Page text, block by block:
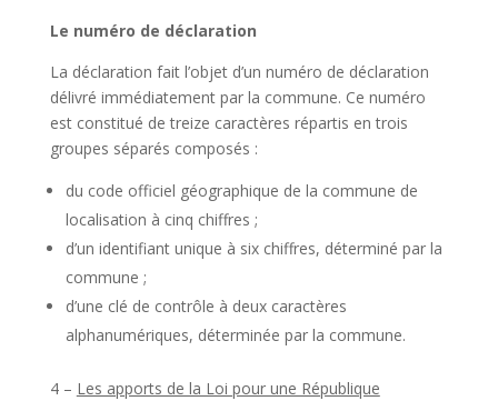
Le numéro de déclaration
La déclaration fait l’objet d’un numéro de déclaration
délivré immédiatement par la commune. Ce numéro
est constitué de treize caractères répartis en trois
groupes séparés composés :
du code officiel géographique de la commune de
localisation à cinq chiffres ;
d’un identifiant unique à six chiffres, déterminé par la
commune ;
d’une clé de contrôle à deux caractères
alphanumériques, déterminée par la commune.
4 – Les apports de la Loi pour une République